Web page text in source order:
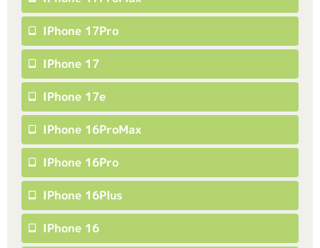
IPhone 17Pro
IPhone 17
IPhone 17e
IPhone 16ProMax
IPhone 16Pro
IPhone 16Plus
IPhone 16